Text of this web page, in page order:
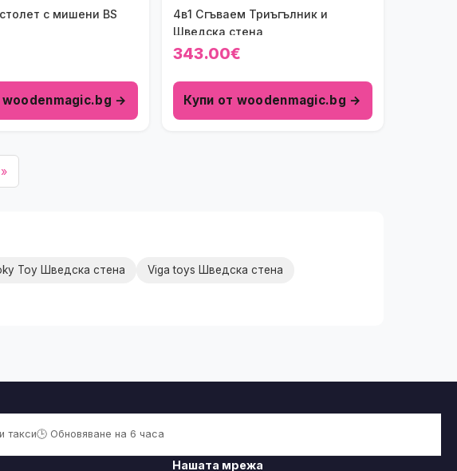
с мишени BS
woodenmagic.bg →
4в1 Сгъваем Триъгълник и
Шведска стена
343.00€
Купи от woodenmagic.bg →
Toy Шведска стена Viga toys Шведска стена
такси🕒 Обновяване на 6 часа
Нашата мрежа